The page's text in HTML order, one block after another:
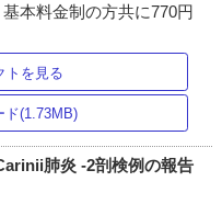
本料金制の方共に770円
トを見る
ド(1.73MB)
肺炎 -2剖検例の報告